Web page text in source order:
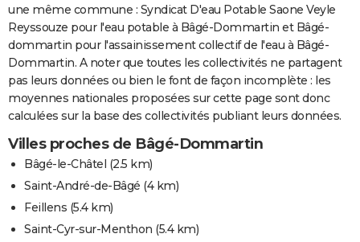
une même commune : Syndicat D'eau Potable Saone Veyle
Reyssouze pour l'eau potable à Bâgé-Dommartin et Bâgé-
dommartin pour l'assainissement collectif de l'eau à Bâgé-
Dommartin. A noter que toutes les collectivités ne partagent
pas leurs données ou bien le font de façon incomplète : les
moyennes nationales proposées sur cette page sont donc
calculées sur la base des collectivités publiant leurs données.
Villes proches de Bâgé-Dommartin
Bâgé-le-Châtel (2.5 km)
Saint-André-de-Bâgé (4 km)
Feillens (5.4 km)
Saint-Cyr-sur-Menthon (5.4 km)